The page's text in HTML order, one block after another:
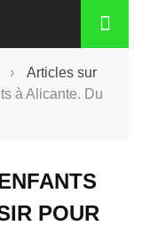
›
Articles sur
à Alicante. Du
POUR